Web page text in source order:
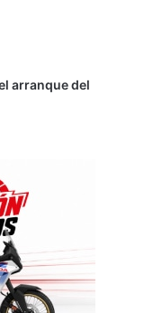
arranque del